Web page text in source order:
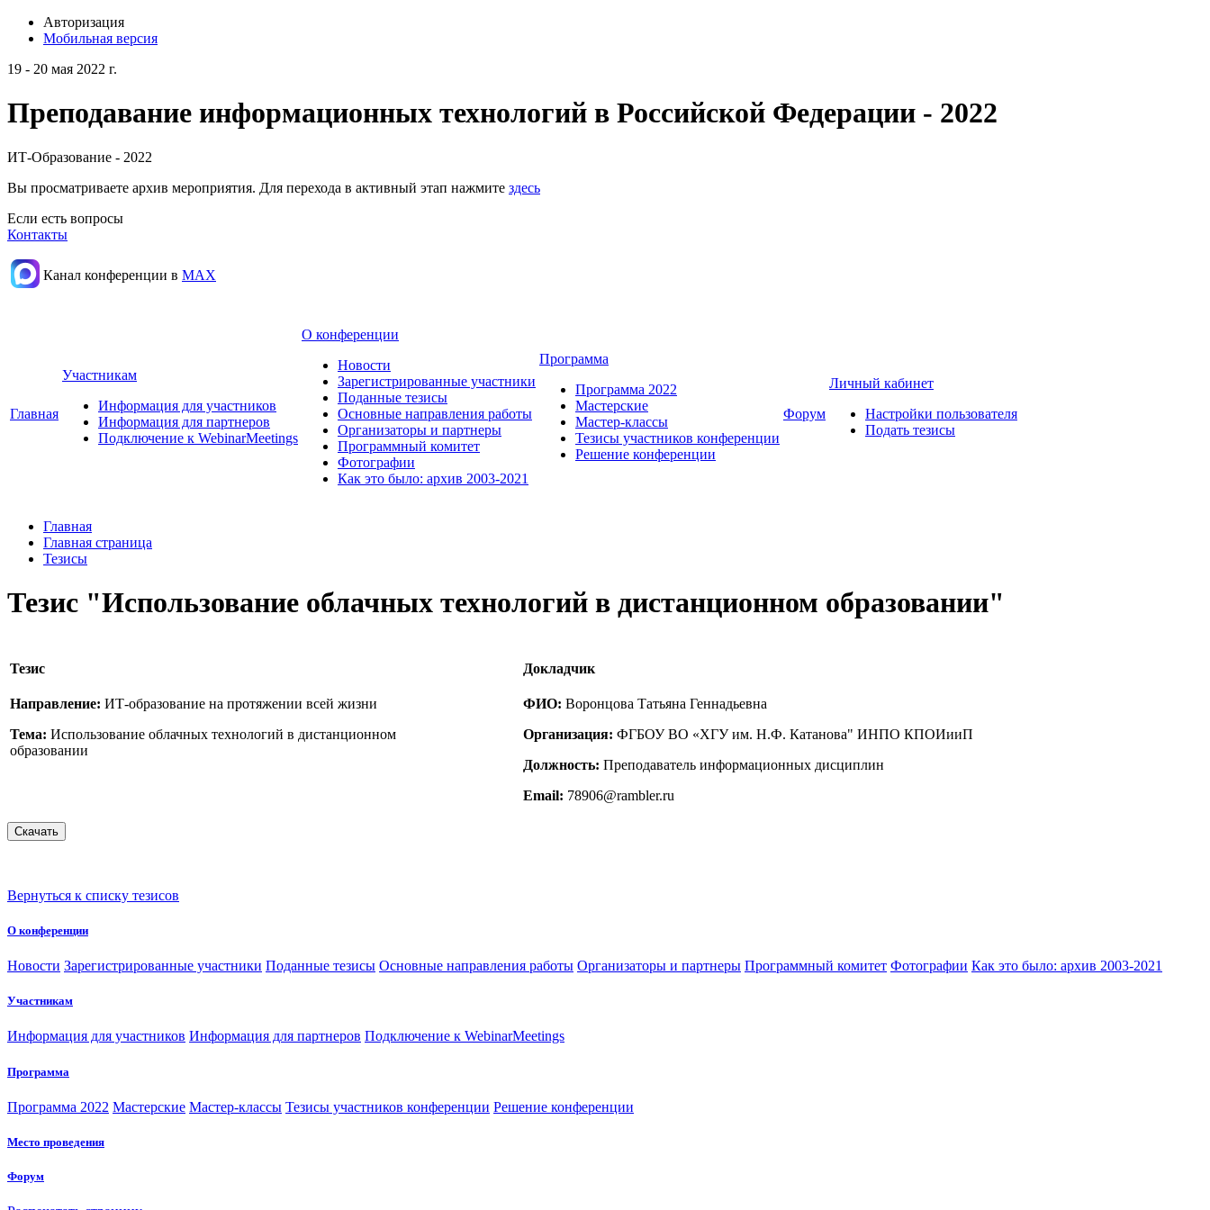
Авторизация
Мобильная версия
19 - 20 мая 2022 г.
Преподавание информационных технологий в Российской Федерации - 2022
ИТ-Образование - 2022
Вы просматриваете архив мероприятия. Для перехода в активный этап нажмите здесь
Если есть вопросы
Контакты
Канал конференции в МАХ
Главная
Участникам
Информация для участников
Информация для партнеров
Подключение к WebinarMeetings
О конференции
Новости
Зарегистрированные участники
Поданные тезисы
Основные направления работы
Организаторы и партнеры
Программный комитет
Фотографии
Как это было: архив 2003-2021
Программа
Программа 2022
Мастерские
Мастер-классы
Тезисы участников конференции
Решение конференции
Форум
Личный кабинет
Настройки пользователя
Подать тезисы
Главная
Главная страница
Тезисы
Тезис "Использование облачных технологий в дистанционном образовании"
Тезис
Направление: ИТ-образование на протяжении всей жизни
Тема: Использование облачных технологий в дистанционном
образовании
Докладчик
ФИО: Воронцова Татьяна Геннадьевна
Организация: ФГБОУ ВО «ХГУ им. Н.Ф. Катанова" ИНПО КПОИииП
Должность: Преподаватель информационных дисциплин
Email: 78906@rambler.ru
Вернуться к списку тезисов
О конференции
Новости Зарегистрированные участники Поданные тезисы Основные направления работы Организаторы и партнеры Программный комитет Фотографии Как это было: архив 2003-2021
Участникам
Информация для участников Информация для партнеров Подключение к WebinarMeetings
Программа
Программа 2022 Мастерские Мастер-классы Тезисы участников конференции Решение конференции
Место проведения
Форум